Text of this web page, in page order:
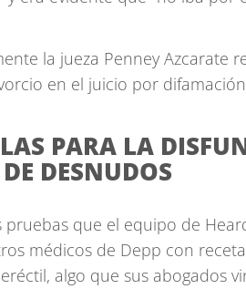
la jueza Penney Azcarate
en el juicio por
PARA LA
DESNUDOS
pruebas que el equipo de
médicos de Depp con
algo que sus abogados